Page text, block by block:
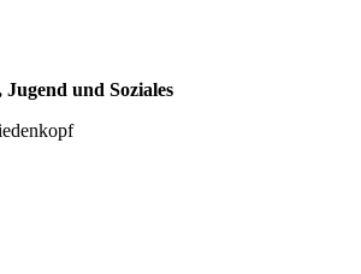
und Soziales